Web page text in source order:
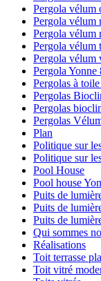
Pergola vélum
Pergola vélum
Pergola vélum
Pergola vélum
Pergola vélum
Pergola Yonne
Pergolas à
Pergolas
Pergolas
Pergolas
Plan
Politique sur
Politique sur
Pool House
Pool house
Puits de
Puits de
Puits de
Qui sommes
Réalisations
Toit terrasse
Toit vitré